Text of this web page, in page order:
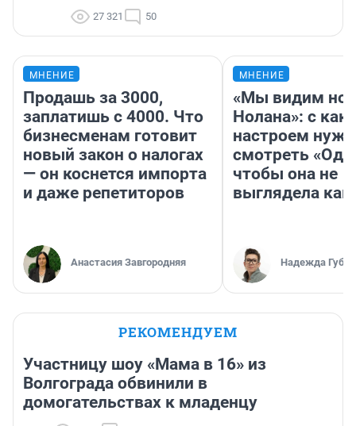
27 321 50
МНЕНИЕ
Продашь за 3000,
заплатишь с 4000. Что
бизнесменам готовит
новый закон о налогах
— он коснется импорта
и даже репетиторов
Анастасия Завгородняя
МНЕНИЕ
«Мы видим
Нолана»: с
настроем
смотреть
чтобы она не
выглядела как
Надежда
РЕКОМЕНДУЕМ
Участницу шоу «Мама в 16» из
Волгограда обвинили в
домогательствах к младенцу